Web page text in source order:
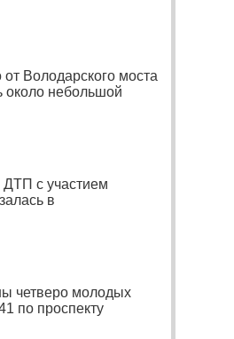
Володарского моста
около небольшой
ДТП с участием
в
четверо молодых
по проспекту